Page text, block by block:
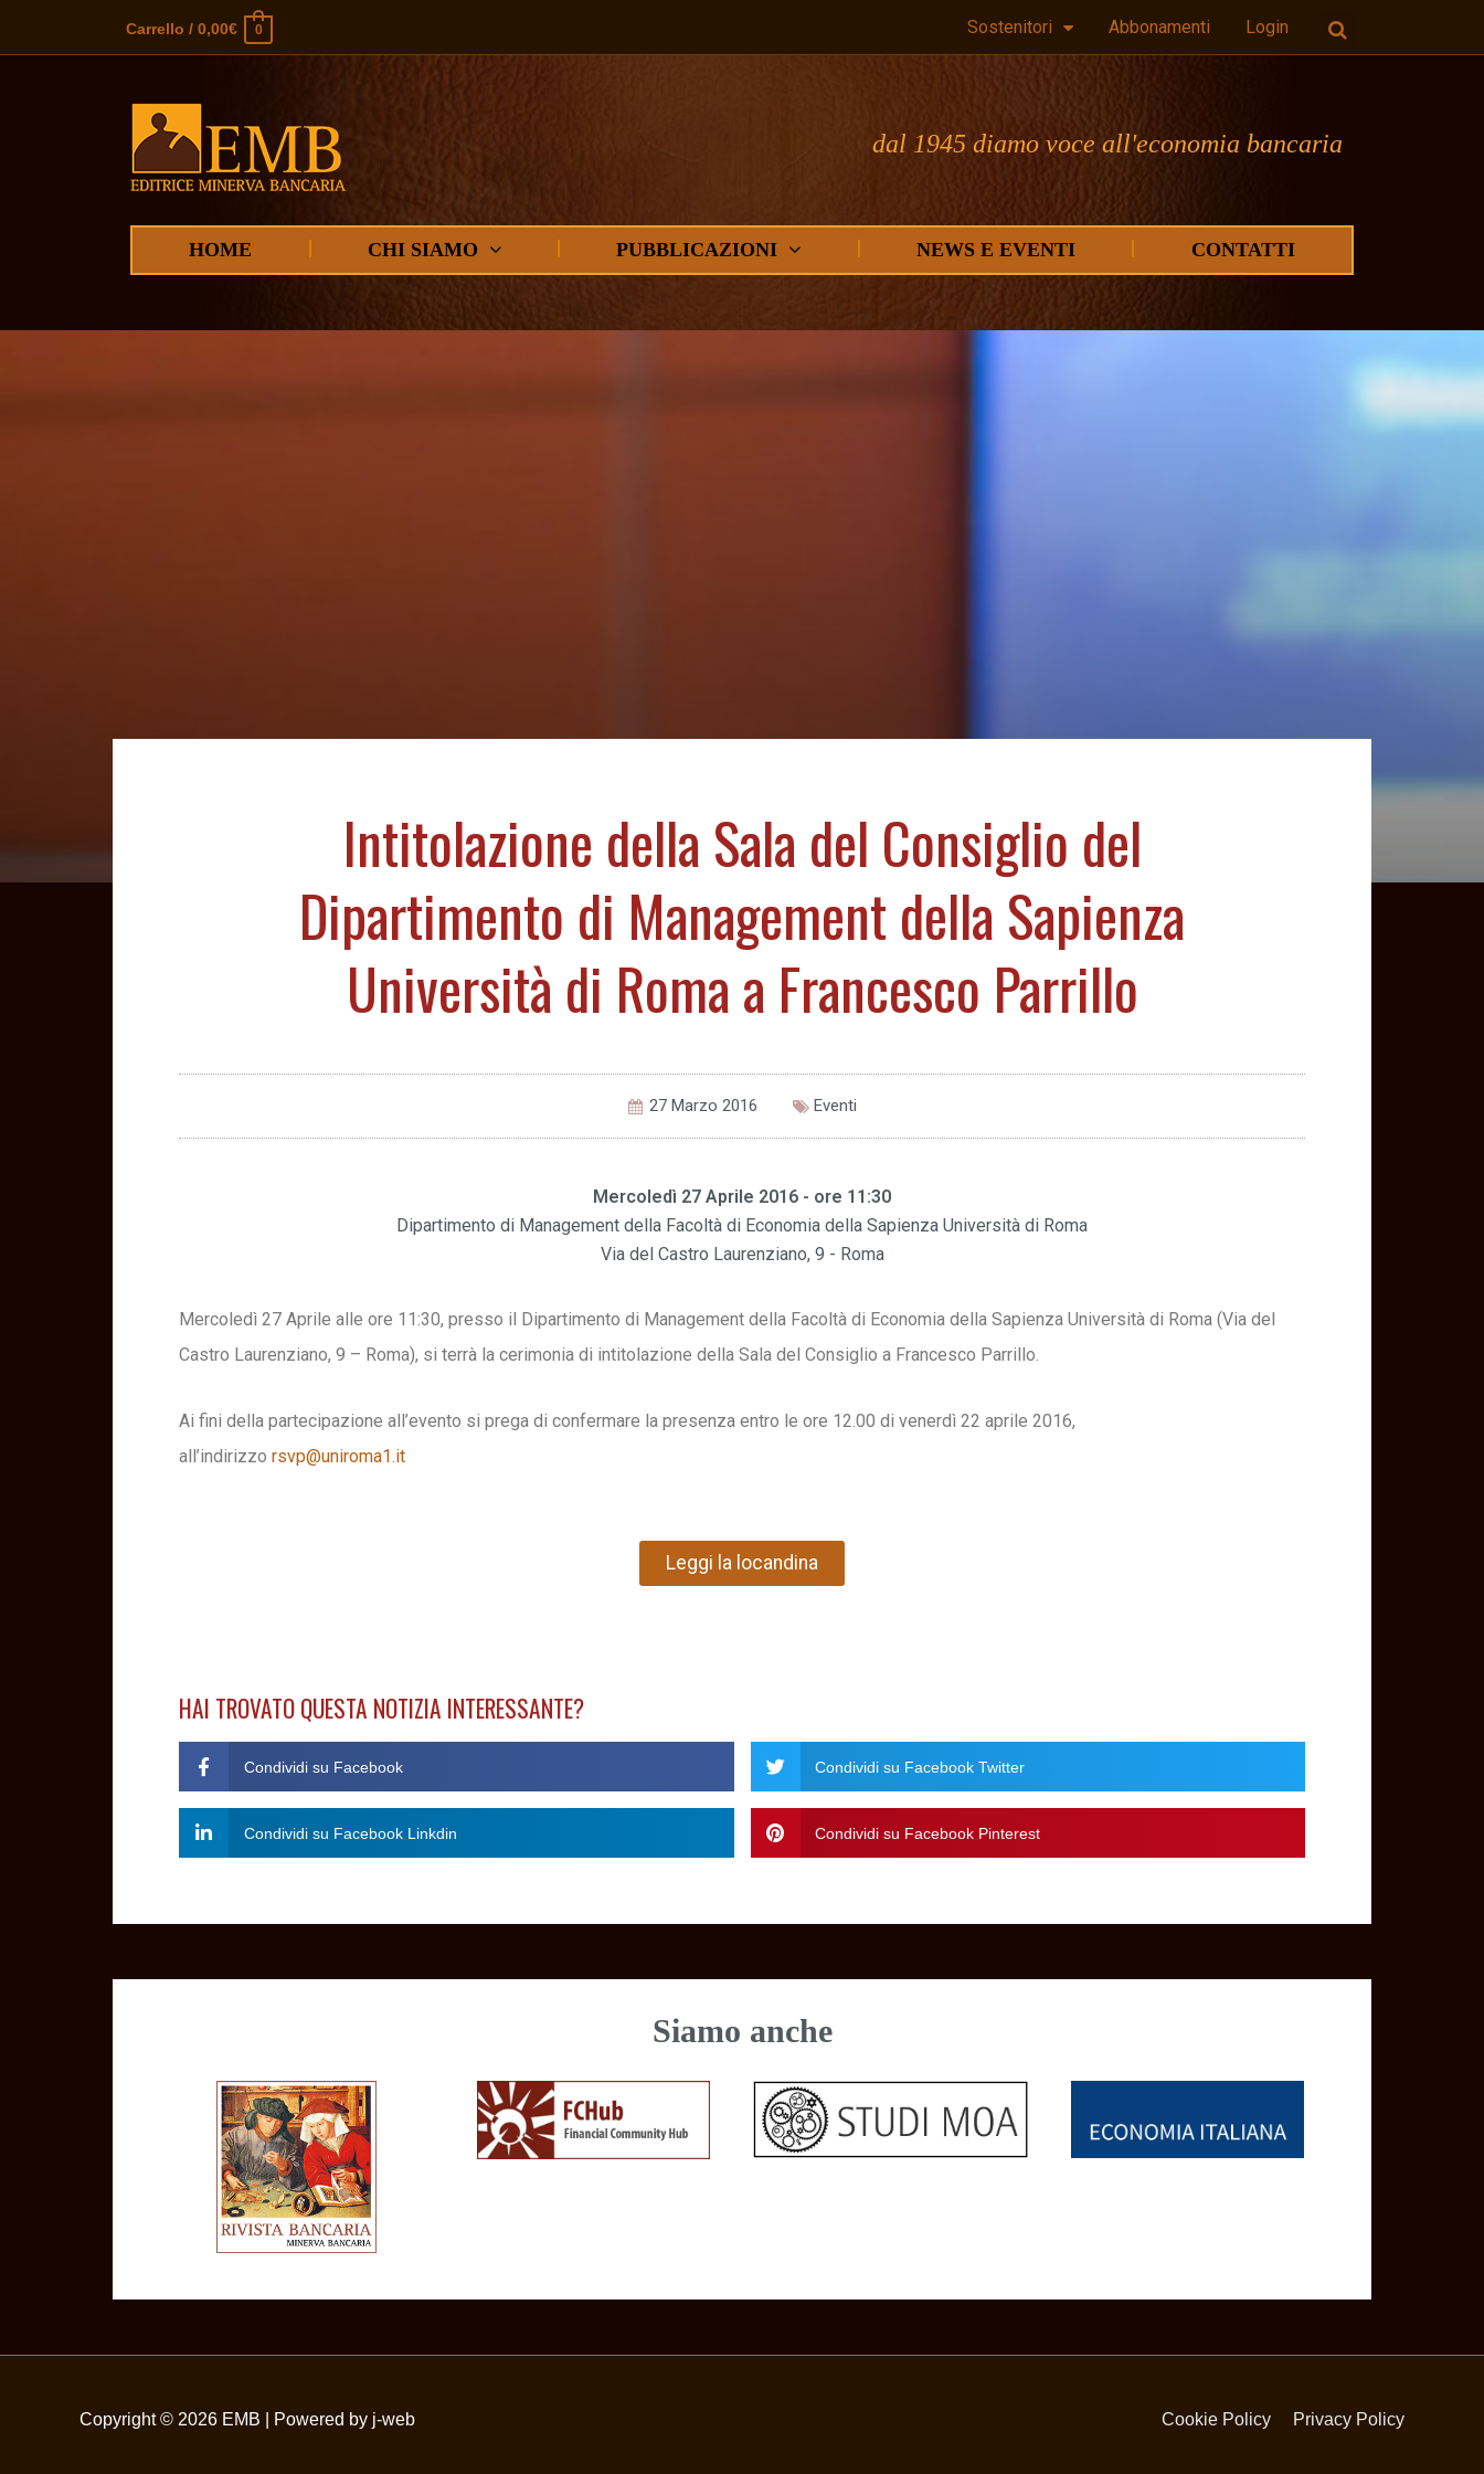
Carrello / 0,00€ 0 Sostenitori Abbonamenti Login
dal 1945 diamo voce all'economia bancaria
HOME CHI SIAMO PUBBLICAZIONI NEWS E EVENTI CONTATTI
Intitolazione della Sala del Consiglio del
Dipartimento di Management della Sapienza
Università di Roma a Francesco Parrillo
27 Marzo 2016 Eventi
Mercoledì 27 Aprile 2016 - ore 11:30
Dipartimento di Management della Facoltà di Economia della Sapienza Università di Roma
Via del Castro Laurenziano, 9 - Roma
Mercoledì 27 Aprile alle ore 11:30, presso il Dipartimento di Management della Facoltà di Economia della Sapienza Università di Roma (Via del
Castro Laurenziano, 9 – Roma), si terrà la cerimonia di intitolazione della Sala del Consiglio a Francesco Parrillo.
Ai fini della partecipazione all’evento si prega di confermare la presenza entro le ore 12.00 di venerdì 22 aprile 2016,
all’indirizzo rsvp@uniroma1.it
Leggi la locandina
HAI TROVATO QUESTA NOTIZIA INTERESSANTE?
Condividi su Facebook Condividi su Facebook Twitter
Condividi su Facebook Linkdin Condividi su Facebook Pinterest
Siamo anche
Copyright © 2026 EMB | Powered by j-web Cookie Policy Privacy Policy